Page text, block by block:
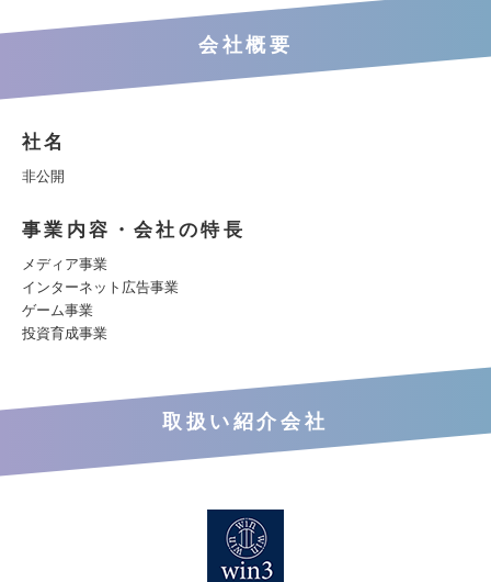
会社概要
社名
非公開
事業内容・会社の特長
メディア事業
インターネット広告事業
ゲーム事業
投資育成事業
取扱い紹介会社